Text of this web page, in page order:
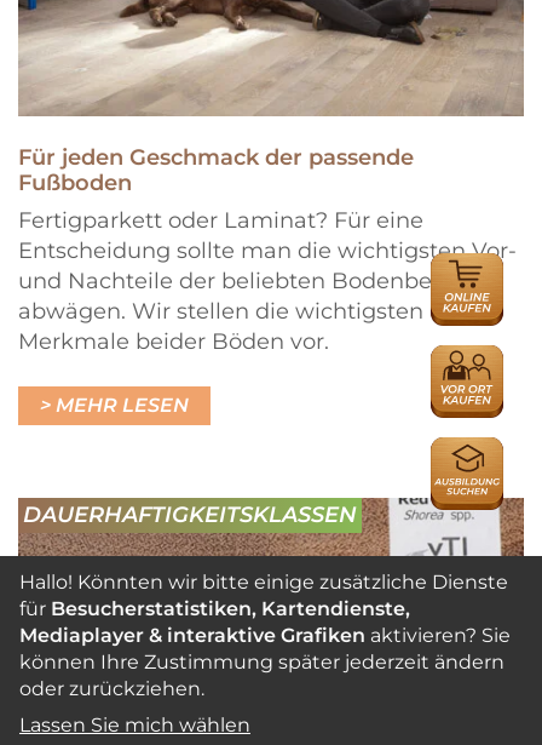
Für jeden Geschmack der passende
Fußboden
Fertigparkett oder Laminat? Für eine
Entscheidung sollte man die wichtigsten Vor-
und Nachteile der beliebten Bodenbeläge
abwägen. Wir stellen die wichtigsten
Merkmale beider Böden vor.
MEHR LESEN
DAUERHAFTIGKEITSKLASSEN
ONLINE
Hallo! Könnten wir bitte einige zusätzliche Dienste
für Besucherstatistiken, Kartendienste,
Mediaplayer & interaktive Grafiken aktivieren? Sie
können Ihre Zustimmung später jederzeit ändern
oder zurückziehen.
Lassen Sie mich wählen